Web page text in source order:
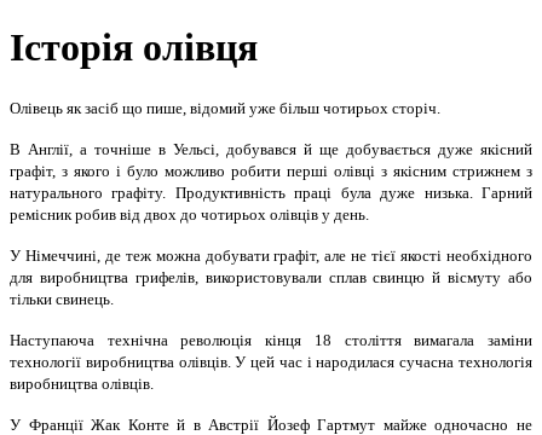
Історія олівця
Олівець як засіб що пише, відомий уже більш чотирьох сторіч.
В Англії, а точніше в Уельсі, добувався й ще добувається дуже якісний
графіт, з якого і було можливо робити перші олівці з якісним стрижнем з
натурального графіту. Продуктивність праці була дуже низька. Гарний
ремісник робив від двох до чотирьох олівців у день.
У Німеччині, де теж можна добувати графіт, але не тієї якості необхідного
для виробництва грифелів, використовували сплав свинцю й вісмуту або
тільки свинець.
Наступаюча технічна революція кінця 18 століття вимагала заміни
технології виробництва олівців. У цей час і народилася сучасна технологія
виробництва олівців.
У Франції Жак Конте й в Австрії Йозеф Гартмут майже одночасно не